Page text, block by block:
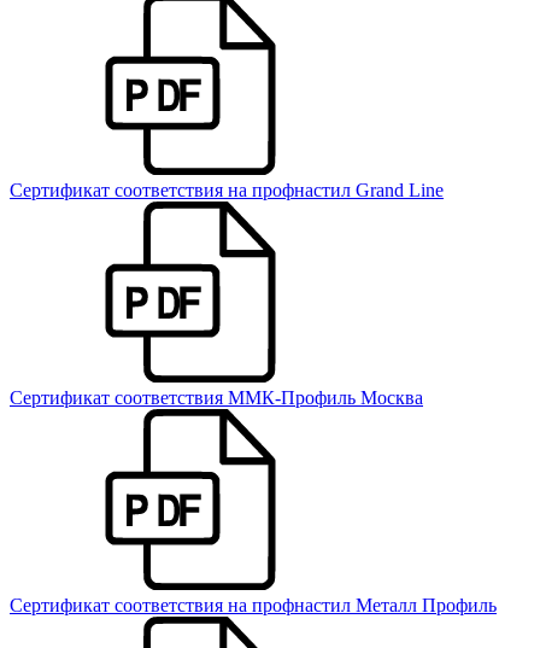
Сертификат соответствия на профнастил Grand Line
Сертификат соответствия ММК-Профиль Москва
Сертификат соответствия на профнастил Металл Профиль